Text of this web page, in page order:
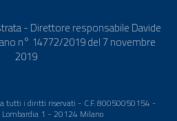
- Direttore responsabile Davide
n° 14772/2019 del 7 novembre
2019
tutti i diritti riservati - C.F. 80050050154 -
Lombardia 1 - 20124 Milano